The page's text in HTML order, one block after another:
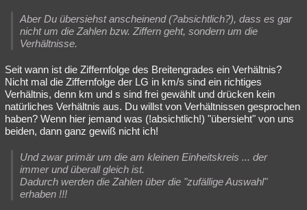
Aber Du übersiehst anscheinend (?absichtlich?), dass es gar
nicht um die Zahlen bzw. Ziffern geht, sondern um die
Verhältnisse.
Seit wann ist die Ziffernfolge des Breitengrades ein Verhältnis?
Nicht mal die Ziffernfolge der LG in km/s sind ein richtiges
Verhältnis, denn km und s sind frei gewählt und drücken kein
natürliches Verhältnis aus. Du willst von Verhältnissen gesprochen
haben? Wenn hier jemand was (!absichtlich!) "übersieht" von uns
beiden, dann ganz gewiß nicht ich!
Und zwar primär um die am kleinen Einheitskreis ... der
immer und überall gleich ist.
Dadurch werden die Zahlen über die "zufällige Auswahl"
erhaben !!!